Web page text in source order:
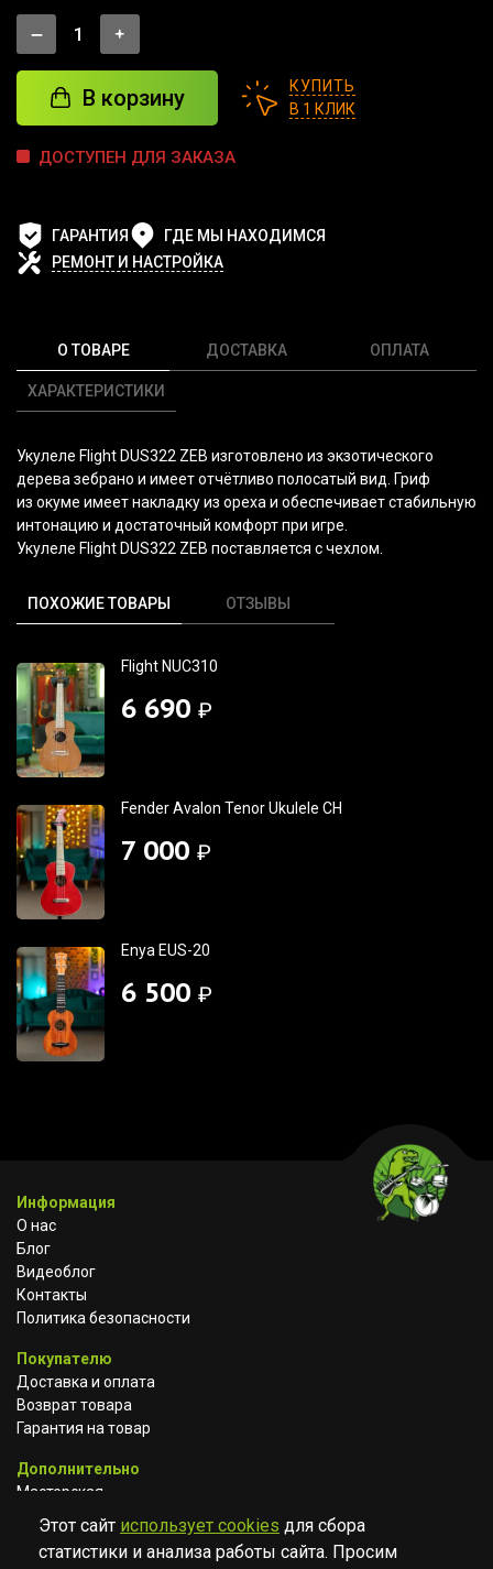
В корзину
КУПИТЬ
В 1 КЛИК
ДОСТУПЕН ДЛЯ ЗАКАЗА
ГАРАНТИЯ
ГДЕ МЫ НАХОДИМСЯ
РЕМОНТ И НАСТРОЙКА
О ТОВАРЕ
ХАРАКТЕРИСТИКИ
ДОСТАВКА ОПЛАТА
Укулеле Flight DUS322 ZEB изготовлено из экзотического
дерева зебрано и имеет отчётливо полосатый вид. Гриф
из окуме имеет накладку из ореха и обеспечивает стабильную
интонацию и достаточный комфорт при игре.
Укулеле Flight DUS322 ZEB поставляется с чехлом.
ПОХОЖИЕ ТОВАРЫ ОТЗЫВЫ
Flight NUC310
6 690 ₽
Fender Avalon Tenor Ukulele CH
7 000 ₽
Enya EUS-20
6 500 ₽
Информация
О нас
Блог
Видеоблог
Контакты
Политика безопасности
Покупателю
Доставка и оплата
Возврат товара
Гарантия на товар
Дополнительно
Мастерская
Сотрудничество
Этот сайт использует cookies для сбора
статистики и анализа работы сайта. Просим